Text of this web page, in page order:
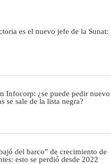
es el nuevo jefe de la Sunat:
Infocorp: ¿se puede pedir nuevo
se sale de la lista negra?
del barco” de crecimiento de
esto se perdió desde 2022